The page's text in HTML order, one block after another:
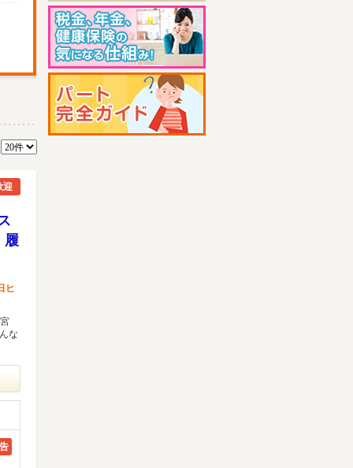
迎
履
ヒ
な